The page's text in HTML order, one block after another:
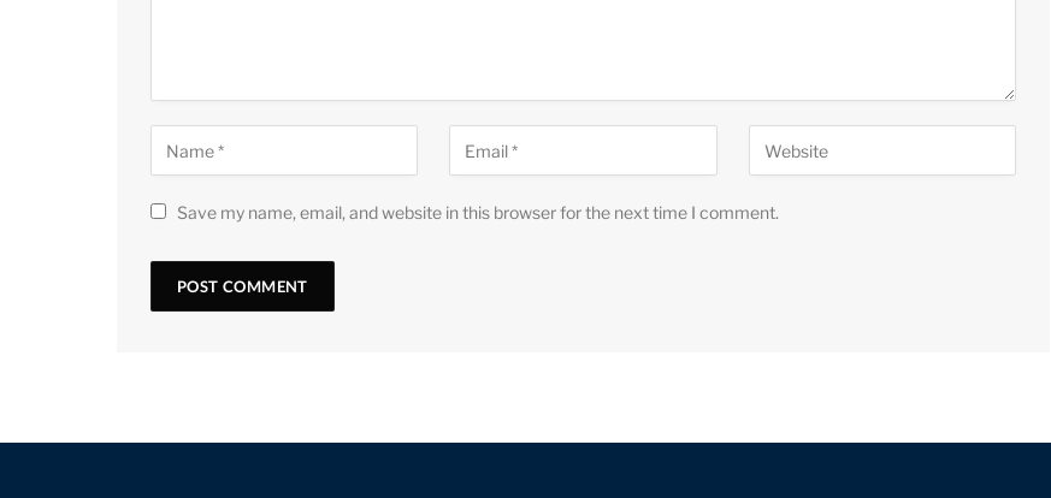
Save my name, email, and website in this browser for the next time I comment.